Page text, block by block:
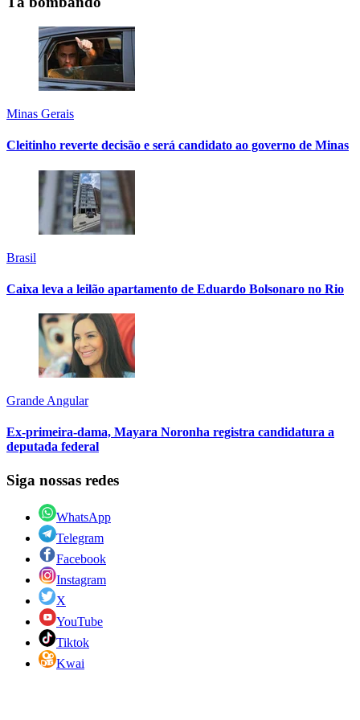
Minas Gerais
Cleitinho reverte decisão e será candidato ao governo de Minas
Brasil
Caixa leva a leilão apartamento de Eduardo Bolsonaro no Rio
Grande Angular
Ex-primeira-dama, Mayara Noronha registra candidatura a
deputada federal
Siga nossas redes
WhatsApp
Telegram
Facebook
Instagram
X
YouTube
Tiktok
Kwai